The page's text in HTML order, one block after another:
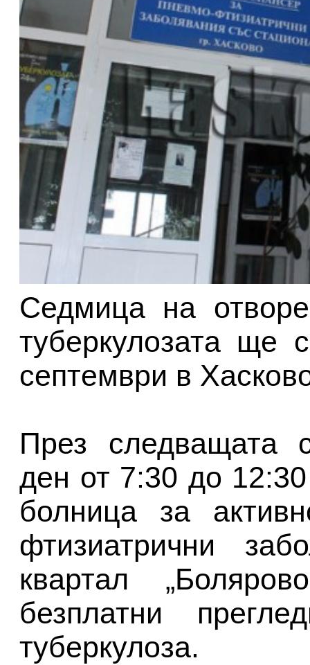
Седмица на
туберкулозата ще
септември в
През следващата
ден от 7:30 до
болница за
фтизиатрични
квартал
безплатни
туберкулоза.